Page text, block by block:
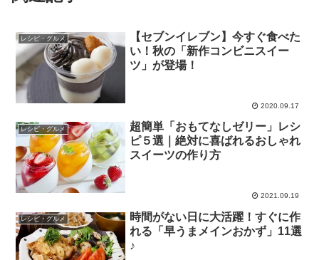
レシピ・グルメ
【セブンイレブン】今すぐ食べた
い！秋の「新作コンビニスイー
ツ」が登場！
2020.09.17
レシピ・グルメ
超簡単「おもてなしゼリー」レシ
ピ５選｜絶対に喜ばれるおしゃれ
スイーツの作り方
2021.09.19
レシピ・グルメ
時間がない日に大活躍！すぐに作
れる「早うまメインおかず」11選
♪